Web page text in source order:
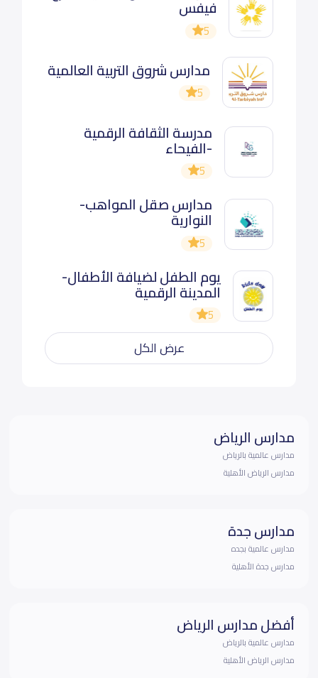
فيفس
5
مدارس شروق التربية العالمية
5
مدرسة الثقافة الرقمية
-الفيحاء
5
مدارس صقل المواهب-
النوارية
5
يوم الطفل لضيافة الأطفال-
المدينة الرقمية
5
عرض الكل
مدارس الرياض
مدارس عالمية بالرياض
مدارس الرياض الأهلية
مدارس جدة
مدارس عالمية بجده
مدارس جدة الأهلية
أفضل مدارس الرياض
مدارس عالمية بالرياض
مدارس الرياض الأهلية